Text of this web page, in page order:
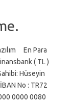
En Para
( TL )
Hüseyin
No : TR72
0000 0080